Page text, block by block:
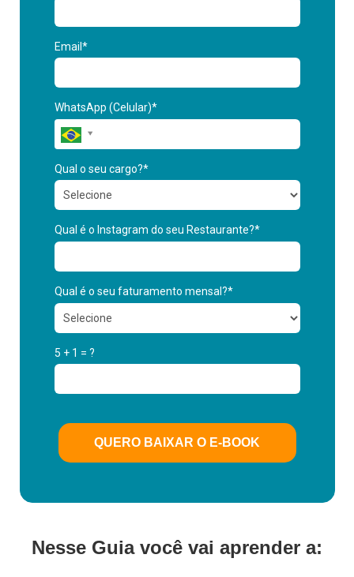
Email*
WhatsApp (Celular)*
Qual o seu cargo?*
Qual é o Instagram do seu Restaurante?*
Qual é o seu faturamento mensal?*
5 + 1 = ?
QUERO BAIXAR O E-BOOK
Nesse Guia você vai aprender a: